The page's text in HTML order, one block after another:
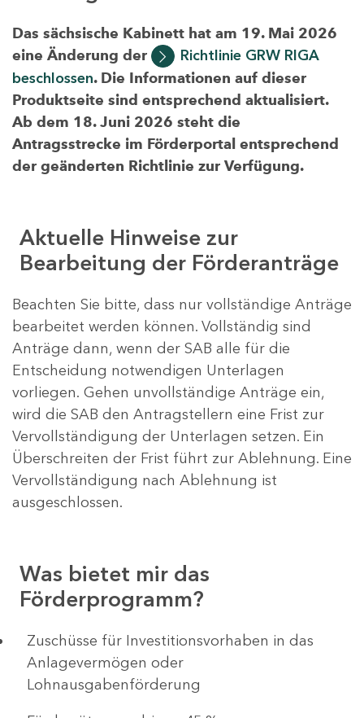
Das sächsische Kabinett hat am 19. Mai 2026
eine Änderung der
Richtlinie GRW RIGA
beschlossen. Die Informationen auf dieser
Produktseite sind entsprechend aktualisiert.
Ab dem 18. Juni 2026 steht die
Antragsstrecke im Förderportal entsprechend
der geänderten Richtlinie zur Verfügung.
Aktuelle Hinweise zur
Bearbeitung der Förderanträge
Beachten Sie bitte, dass nur vollständige Anträge
bearbeitet werden können. Vollständig sind
Anträge dann, wenn der SAB alle für die
Entscheidung notwendigen Unterlagen
vorliegen. Gehen unvollständige Anträge ein,
wird die SAB den Antragstellern eine Frist zur
Vervollständigung der Unterlagen setzen. Ein
Überschreiten der Frist führt zur Ablehnung. Eine
Vervollständigung nach Ablehnung ist
ausgeschlossen.
Was bietet mir das
Förderprogramm?
​​​​​​Zuschüsse für Investitionsvorhaben in das
Anlagevermögen oder
Lohnausgabenförderung